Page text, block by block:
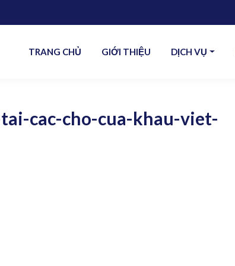
TRANG CHỦ GIỚI THIỆU DỊCH VỤ
cac-cho-cua-khau-viet-